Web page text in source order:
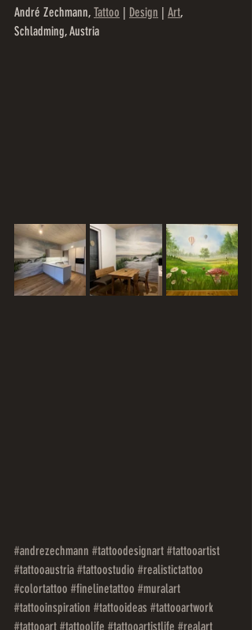
André Zechmann, Tattoo Design Art,
Schladming, Austria
#andrezechmann #tattoodesignart #tattooartist
#tattooaustria #tattoostudio #realistictattoo
#colortattoo #finelinetattoo #muralart
#tattooinspiration #tattooideas #tattooartwork
#tattooart #tattoolife #tattooartistlife #realart